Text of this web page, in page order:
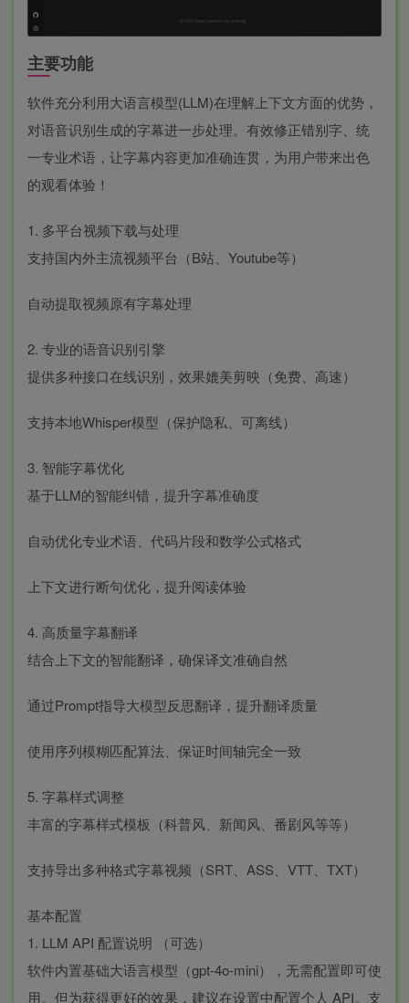
主要功能
软件充分利用大语言模型(LLM)在理解上下文方面的优势，
对语音识别生成的字幕进一步处理。有效修正错别字、统
一专业术语，让字幕内容更加准确连贯，为用户带来出色
的观看体验！
1. 多平台视频下载与处理
支持国内外主流视频平台（B站、Youtube等）
自动提取视频原有字幕处理
2. 专业的语音识别引擎
提供多种接口在线识别，效果媲美剪映（免费、高速）
支持本地Whisper模型（保护隐私、可离线）
3. 智能字幕优化
基于LLM的智能纠错，提升字幕准确度
自动优化专业术语、代码片段和数学公式格式
上下文进行断句优化，提升阅读体验
4. 高质量字幕翻译
结合上下文的智能翻译，确保译文准确自然
通过Prompt指导大模型反思翻译，提升翻译质量
使用序列模糊匹配算法、保证时间轴完全一致
5. 字幕样式调整
丰富的字幕样式模板（科普风、新闻风、番剧风等等）
支持导出多种格式字幕视频（SRT、ASS、VTT、TXT）
基本配置
1. LLM API 配置说明 （可选）
软件内置基础大语言模型（gpt-4o-mini），无需配置即可使
用。但为获得更好的效果，建议在设置中配置个人 API。支